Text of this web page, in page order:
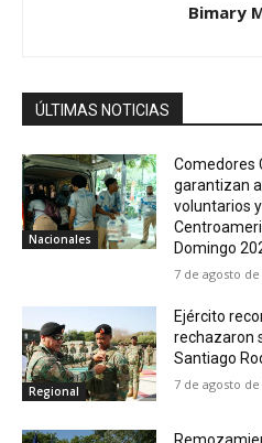
Bimary
ÚLTIMAS NOTICIAS
Nacionales
Comedores
garantizan
voluntarios
Domingo
7 de agosto de
Regional
Ejército
rechazaron
Santiago
7 de agosto de